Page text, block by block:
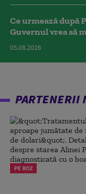
Ce urmează după
Guvernul vrea să
05.08.2026
PARTENERII
PE ROZ